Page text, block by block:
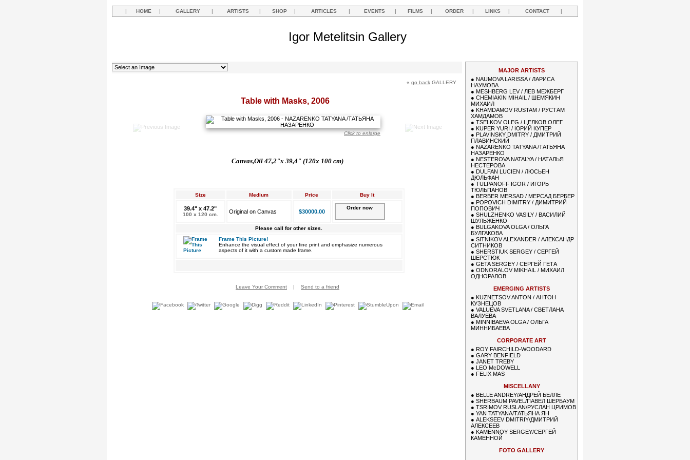
| HOME | GALLERY | ARTISTS | SHOP | ARTICLES | EVENTS | FILMS | ORDER | LINKS | CONTACT |
Igor Metelitsin Gallery
« go back GALLERY
Table with Masks, 2006
Click to enlarge
Canvas,Oil 47,2"x 39,4" (120x 100 cm)
Size Medium Price Buy It
39.4" x 47.2"
100 x 120 cm. Original on Canvas $30000.00
Order now
Please call for other sizes.
Frame This Picture!
Enhance the visual effect of your fine print and emphasize numerous
aspects of it with a custom made frame.
Leave Your Comment | Send to a friend
MAJOR ARTISTS
● NAUMOVA LARISSA / ЛАРИСА
НАУМОВА
● MESHBERG LEV / ЛЕВ МЕЖБЕРГ
● CHEMIAKIN MIHAIL / ШЕМЯКИН
МИХАИЛ
● KHAMDAMOV RUSTAM / РУСТАМ
ХАМДАМОВ
● TSELKOV OLEG / ЦЕЛКОВ ОЛЕГ
● KUPER YURI / ЮРИЙ КУПЕР
● PLAVINSKY DMITRY / ДМИТРИЙ
ПЛАВИНСКИЙ
● NAZARENKO TATYANA /ТАТЬЯНА
НАЗАРЕНКО
● NESTEROVA NATALYA / НАТАЛЬЯ
НЕСТЕРОВА
● DULFAN LUCIEN / ЛЮСЬЕН
ДЮЛЬФАН
● TULPANOFF IGOR / ИГОРЬ
ТЮЛЬПАНОВ
● BERBER MERSAD / МЕРСАД БЕРБЕР
● POPOVICH DIMITRY / ДИМИТРИЙ
ПОПОВИЧ
● SHULZHENKO VASILY / ВАСИЛИЙ
ШУЛЬЖЕНКО
● BULGAKOVA OLGA / ОЛЬГА
БУЛГАКОВА
● SITNIKOV ALEXANDER / АЛЕКСАНДР
СИТНИКОВ
● SHERSTIUK SERGEY / СЕРГЕЙ
ШЕРСТЮК
● GETA SERGEY / СЕРГЕЙ ГЕТА
● ODNORALOV MIKHAIL / МИХАИЛ
ОДНОРАЛОВ
EMERGING ARTISTS
● KUZNETSOV ANTON / АНТОН
КУЗНЕЦОВ
● VALUEVA SVETLANA / СВЕТЛАНА
ВАЛУЕВА
● MINNIBAEVA OLGA / ОЛЬГА
МИННИБАЕВА
CORPORATE ART
● ROY FAIRCHILD-WOODARD
● GARY BENFIELD
● JANET TREBY
● LEO McDOWELL
● FELIX MAS
MISCELLANY
● BELLE ANDREY/АНДРЕЙ БЕЛЛЕ
● SHERBAUM PAVEL/ПАВЕЛ ШЕРБАУМ
● TSRIMOV RUSLAN/РУСЛАН ЦРИМОВ
● YAN TATYANA/ТАТЬЯНА ЯН
● ALEKSEEV DMITRIY/ДМИТРИЙ
АЛЕКСЕЕВ
● KAMENNOY SERGEY/СЕРГЕЙ
КАМЕННОЙ
FOTO GALLERY